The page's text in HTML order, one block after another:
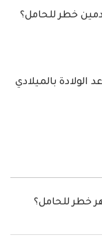
خطر للحامل؟
بالميلادي
خطر للحامل؟